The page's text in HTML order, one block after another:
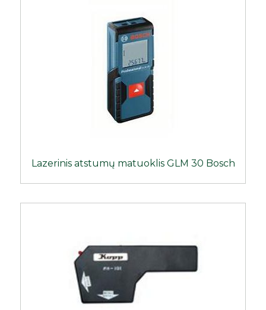
Lazerinis atstumų matuoklis GLM 30 Bosch